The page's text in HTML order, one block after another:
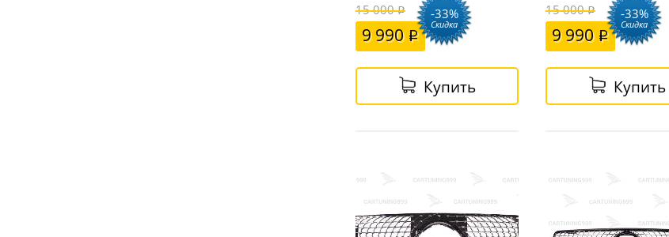
15 000
9 990
-33%
Скидка
Купить
15 000
9 990
-33%
Скидка
Купить